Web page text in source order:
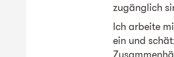
zugänglich
Ich arbeite
ein und